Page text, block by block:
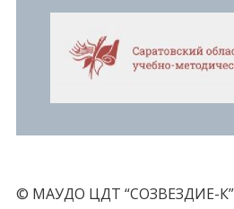
© МАУДО ЦДТ “СОЗВЕЗДИЕ-К”